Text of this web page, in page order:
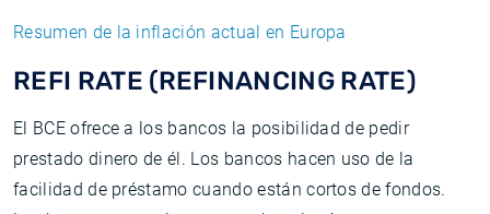
Resumen de la inflación actual en Europa
REFI RATE (REFINANCING RATE)
El BCE ofrece a los bancos la posibilidad de pedir
prestado dinero de él. Los bancos hacen uso de la
facilidad de préstamo cuando están cortos de fondos.